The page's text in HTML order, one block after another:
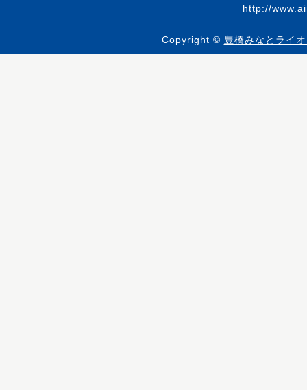
http://
Copyright © 豊橋みなとライ